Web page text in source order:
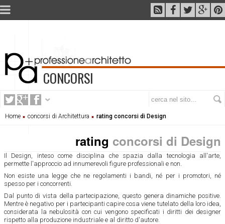
CONCORSI
rating concorsi di Design
Il Design, inteso come disciplina che spazia dalla tecnologia all'arte,
permette l'approccio ad innumerevoli figure professionali e non.
Non esiste una legge che ne regolamenti i bandi, né per i promotori, né
spesso per i concorrenti.
Dal punto di vista della partecipazione, questo genera dinamiche positive.
Mentre è negativo per i partecipanti capire cosa viene tutelato della loro idea,
considerata la nebulosità con cui vengono specificati i diritti dei designer
rispetto alla produzione industriale e al diritto d'autore.
Home concorsi di Architettura rating concorsi di Design